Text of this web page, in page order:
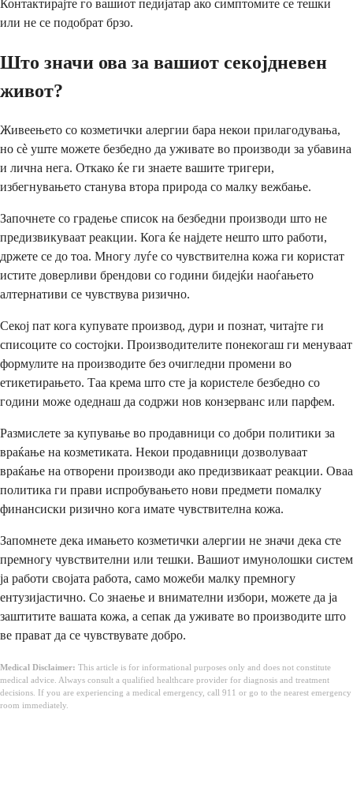
Контактирајте го вашиот педијатар ако симптомите се тешки
или не се подобрат брзо.
Што значи ова за вашиот секојдневен
живот?
Живеењето со козметички алергии бара некои прилагодувања,
но сè уште можете безбедно да уживате во производи за убавина
и лична нега. Откако ќе ги знаете вашите тригери,
избегнувањето станува втора природа со малку вежбање.
Започнете со градење список на безбедни производи што не
предизвикуваат реакции. Кога ќе најдете нешто што работи,
држете се до тоа. Многу луѓе со чувствителна кожа ги користат
истите доверливи брендови со години бидејќи наоѓањето
алтернативи се чувствува ризично.
Секој пат кога купувате производ, дури и познат, читајте ги
списоците со состојки. Производителите понекогаш ги менуваат
формулите на производите без очигледни промени во
етикетирањето. Таа крема што сте ја користеле безбедно со
години може одеднаш да содржи нов конзерванс или парфем.
Размислете за купување во продавници со добри политики за
враќање на козметиката. Некои продавници дозволуваат
враќање на отворени производи ако предизвикаат реакции. Оваа
политика ги прави испробувањето нови предмети помалку
финансиски ризично кога имате чувствителна кожа.
Запомнете дека имањето козметички алергии не значи дека сте
премногу чувствителни или тешки. Вашиот имунолошки систем
ја работи својата работа, само можеби малку премногу
ентузијастично. Со знаење и внимателни избори, можете да ја
заштитите вашата кожа, а сепак да уживате во производите што
ве прават да се чувствувате добро.
Medical Disclaimer: This article is for informational purposes only and does not constitute
medical advice. Always consult a qualified healthcare provider for diagnosis and treatment
decisions. If you are experiencing a medical emergency, call 911 or go to the nearest emergency
room immediately.